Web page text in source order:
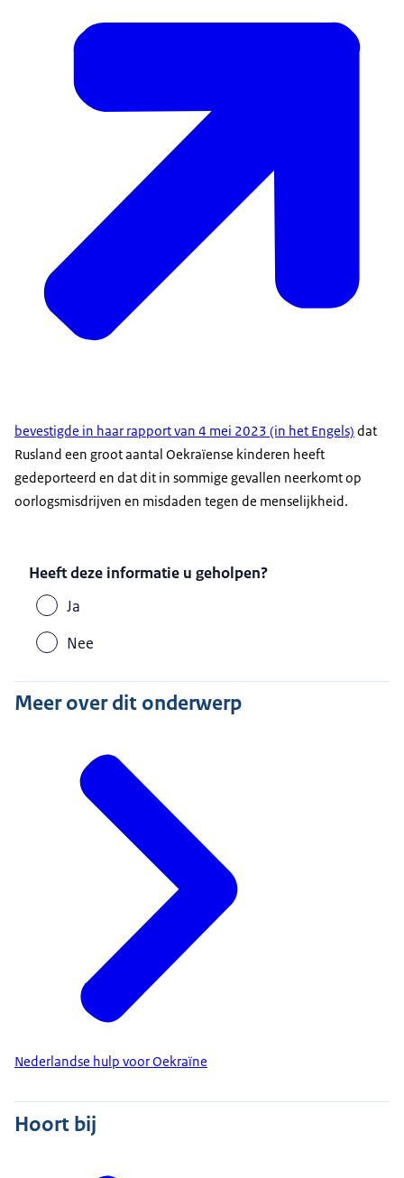
bevestigde in haar rapport van 4 mei 2023 (in het Engels) dat
Rusland een groot aantal Oekraïense kinderen heeft
gedeporteerd en dat dit in sommige gevallen neerkomt op
oorlogsmisdrijven en misdaden tegen de menselijkheid.
Heeft deze informatie u geholpen?
Ja
Nee
Meer over dit onderwerp
Nederlandse hulp voor Oekraïne
Hoort bij